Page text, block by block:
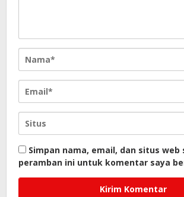
Simpan nama, email, dan situs web
peramban ini untuk komentar saya